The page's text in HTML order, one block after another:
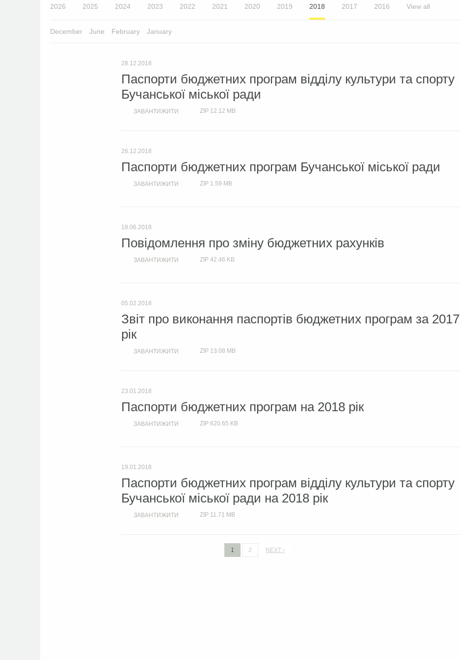
2026 2025 2024 2023 2022 2021 2020 2019 2018 2017 2016 View all
December June February January
28.12.2018
Паспорти бюджетних програм відділу культури та спорту
Бучанської міської ради
ЗАВАНТИЖИТИ ZIP 12.12 MB
26.12.2018
Паспорти бюджетних програм Бучанської міської ради
ЗАВАНТИЖИТИ ZIP 1.59 MB
18.06.2018
Повідомлення про зміну бюджетних рахунків
ЗАВАНТИЖИТИ ZIP 42.46 KB
05.02.2018
Звіт про виконання паспортів бюджетних програм за 2017
рік
ЗАВАНТИЖИТИ ZIP 13.08 MB
23.01.2018
Паспорти бюджетних програм на 2018 рік
ЗАВАНТИЖИТИ ZIP 620.65 KB
19.01.2018
Паспорти бюджетних програм відділу культури та спорту
Бучанської міської ради на 2018 рік
ЗАВАНТИЖИТИ ZIP 11.71 MB
1 2 NEXT ›